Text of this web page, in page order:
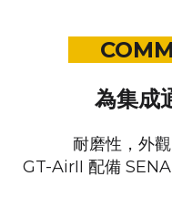
為集成
耐磨性，外
GT-AirII 配備